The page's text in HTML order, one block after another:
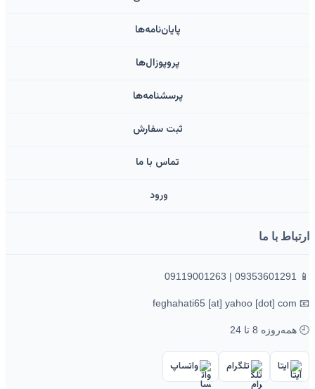
پایان‌نامه‌ها
پروپوزال‌ها
پرسشنامه‌ها
ثبت سفارش
تماس با ما
ورود ‌
ارتباط با ما
📱 09353601291 | 09119001263
📧 feghahati65 [at] yahoo [dot] com
🕘 همه‌روزه 8 تا 24
ایتا تلگرام واتساپ